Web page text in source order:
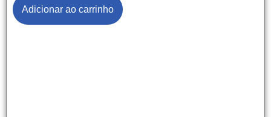
Adicionar ao carrinho